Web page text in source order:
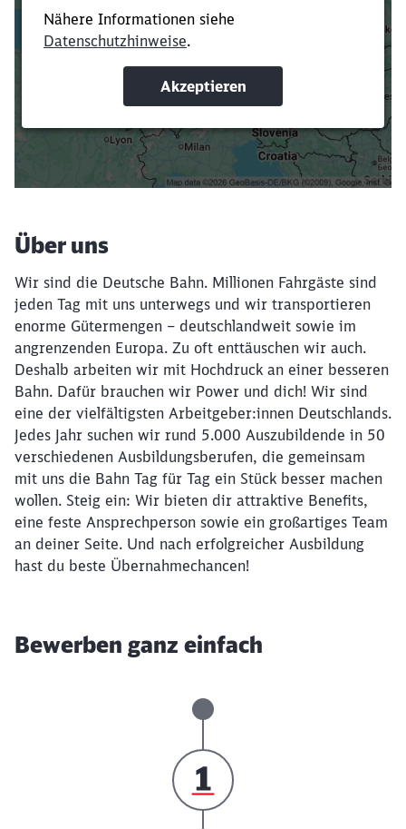
Verkürze die Ladezeit, indem du Suchbegriffe
oder Filter hinzufügst.
Suchbegriffe eingeben
Filter setzen
Über uns
Wir sind die Deutsche Bahn. Millionen Fahrgäste sind
jeden Tag mit uns unterwegs und wir transportieren
enorme Gütermengen – deutschlandweit sowie im
angrenzenden Europa. Zu oft enttäuschen wir auch.
Deshalb arbeiten wir mit Hochdruck an einer besseren
Bahn. Dafür brauchen wir Power und dich! Wir sind
eine der vielfältigsten Arbeitgeber:innen Deutschlands.
Jedes Jahr suchen wir rund 5.000 Auszubildende in 50
verschiedenen Ausbildungsberufen, die gemeinsam
mit uns die Bahn Tag für Tag ein Stück besser machen
wollen. Steig ein: Wir bieten dir attraktive Benefits,
eine feste Ansprechperson sowie ein großartiges Team
an deiner Seite. Und nach erfolgreicher Ausbildung
hast du beste Übernahmechancen!
Bewerben ganz einfach